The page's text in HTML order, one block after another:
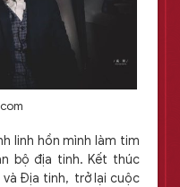
linh hồn mình làm tim
bộ địa tinh. Kết thúc
và Địa tinh, trở lại cuộc